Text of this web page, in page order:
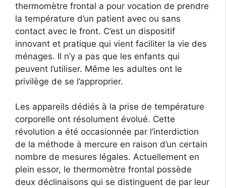
thermomètre frontal a pour vocation de prendre
la température d’un patient avec ou sans
contact avec le front. C’est un dispositif
innovant et pratique qui vient faciliter la vie des
ménages. Il n’y a pas que les enfants qui
peuvent l’utiliser. Même les adultes ont le
privilège de se l’approprier.
Les appareils dédiés à la prise de température
corporelle ont résolument évolué. Cette
révolution a été occasionnée par l’interdiction
de la méthode à mercure en raison d’un certain
nombre de mesures légales. Actuellement en
plein essor, le thermomètre frontal possède
deux déclinaisons qui se distinguent de par leur